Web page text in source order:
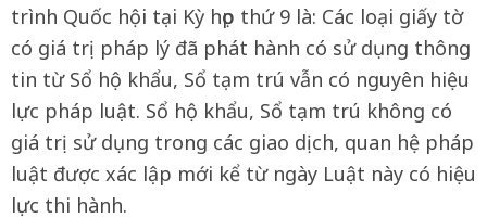
trình Quốc hội tại Kỳ họp thứ 9 là: Các loại giấy tờ
có giá trị pháp lý đã phát hành có sử dụng thông
tin từ Sổ hộ khẩu, Sổ tạm trú vẫn có nguyên hiệu
lực pháp luật. Sổ hộ khẩu, Sổ tạm trú không có
giá trị sử dụng trong các giao dịch, quan hệ pháp
luật được xác lập mới kể từ ngày Luật này có hiệu
lực thi hành.